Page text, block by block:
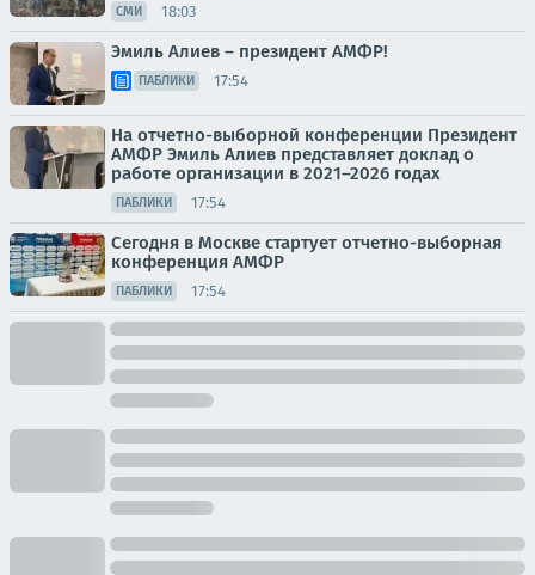
СМИ 18:03
Эмиль Алиев – президент АМФР!
ПАБЛИКИ 17:54
На отчетно-выборной конференции Президент
АМФР Эмиль Алиев представляет доклад о
работе организации в 2021–2026 годах
ПАБЛИКИ 17:54
Сегодня в Москве стартует отчетно-выборная
конференция АМФР
ПАБЛИКИ 17:54